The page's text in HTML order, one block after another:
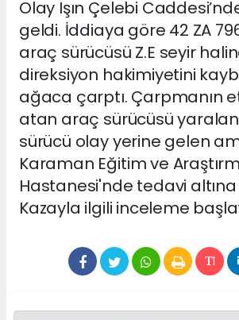
Olay Işın Çelebi
geldi. İddiaya göre 42 ZA
araç sürücüsü Z.E seyir
direksiyon hakimiyetini
ağaca çarptı. Çarpmanın
atan araç sürücüsü
sürücü olay yerine gelen
Karaman Eğitim ve
Hastanesi'nde tedavi altına
Kazayla ilgili inceleme